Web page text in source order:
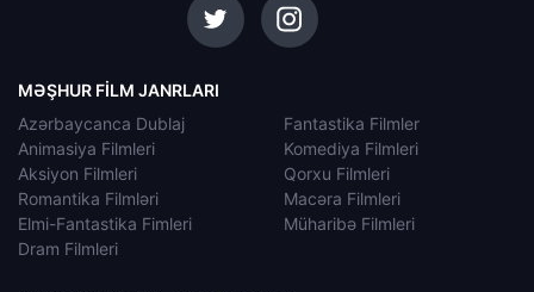
MƏŞHUR FILM JANRLARI
Azərbaycanca Dublaj
Animasiya Filmleri
Aksiyon Filmleri
Romantika Filmləri
Elmi-Fantastika Fimleri
Dram Filmleri
Fantastika Filmler
Komediya Filmleri
Qorxu Filmleri
Macəra Filmleri
Müharibə Filmleri